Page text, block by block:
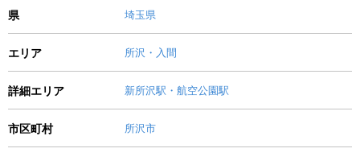
県 埼玉県
エリア 所沢・入間
詳細エリア 新所沢駅・航空公園駅
市区町村 所沢市